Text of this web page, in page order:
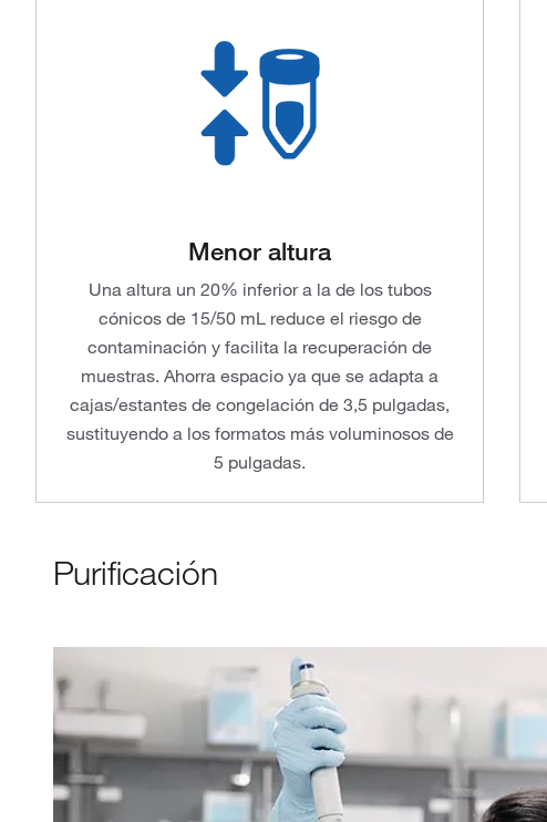
Menor altura
Una altura un 20% inferior a la de los tubos
cónicos de 15/50 mL reduce el riesgo de
contaminación y facilita la recuperación de
muestras. Ahorra espacio ya que se adapta a
cajas/estantes de congelación de 3,5 pulgadas,
sustituyendo a los formatos más voluminosos de
5 pulgadas.
Purificación